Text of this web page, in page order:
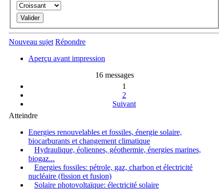
Nouveau sujet Répondre
Aperçu avant impression
16 messages
1
2
Suivant
Atteindre
Energies renouvelables et fossiles, énergie solaire,
biocarburants et changement climatique
Hydraulique, éoliennes, géothermie, énergies marines,
biogaz...
Energies fossiles: pétrole, gaz, charbon et électricité
nucléaire (fission et fusion)
Solaire photovoltaïque: électricité solaire